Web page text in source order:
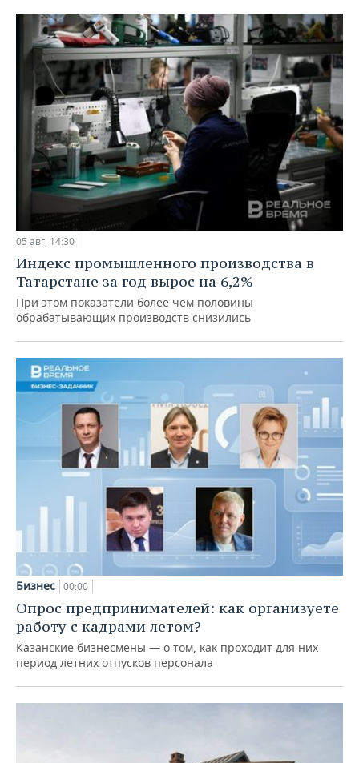
05 авг, 14:30
Индекс промышленного производства в
Татарстане за год вырос на 6,2%
При этом показатели более чем половины
обрабатывающих производств снизились
Бизнес 00:00
Опрос предпринимателей: как организуете
работу с кадрами летом?
Казанские бизнесмены — о том, как проходит для них
период летних отпусков персонала